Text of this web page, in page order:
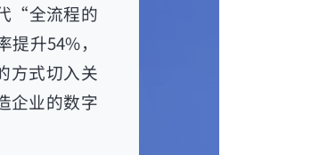
“全流程的
升54%，
方式切入关
企业的数字